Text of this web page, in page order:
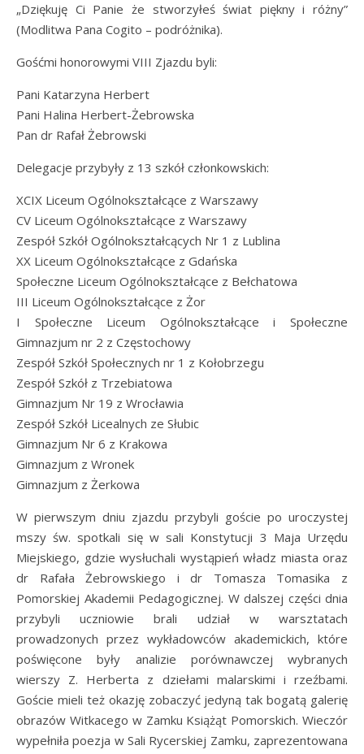
„Dziękuję Ci Panie że stworzyłeś świat piękny i różny”
(Modlitwa Pana Cogito – podróżnika).
Gośćmi honorowymi VIII Zjazdu byli:
Pani Katarzyna Herbert
Pani Halina Herbert-Żebrowska
Pan dr Rafał Żebrowski
Delegacje przybyły z 13 szkół członkowskich:
XCIX Liceum Ogólnokształcące z Warszawy
CV Liceum Ogólnokształcące z Warszawy
Zespół Szkół Ogólnokształcących Nr 1 z Lublina
XX Liceum Ogólnokształcące z Gdańska
Społeczne Liceum Ogólnokształcące z Bełchatowa
III Liceum Ogólnokształcące z Żor
I Społeczne Liceum Ogólnokształcące i Społeczne
Gimnazjum nr 2 z Częstochowy
Zespół Szkół Społecznych nr 1 z Kołobrzegu
Zespół Szkół z Trzebiatowa
Gimnazjum Nr 19 z Wrocławia
Zespół Szkół Licealnych ze Słubic
Gimnazjum Nr 6 z Krakowa
Gimnazjum z Wronek
Gimnazjum z Żerkowa
W pierwszym dniu zjazdu przybyli goście po uroczystej
mszy św. spotkali się w sali Konstytucji 3 Maja Urzędu
Miejskiego, gdzie wysłuchali wystąpień władz miasta oraz
dr Rafała Żebrowskiego i dr Tomasza Tomasika z
Pomorskiej Akademii Pedagogicznej. W dalszej części dnia
przybyli uczniowie brali udział w warsztatach
prowadzonych przez wykładowców akademickich, które
poświęcone były analizie porównawczej wybranych
wierszy Z. Herberta z dziełami malarskimi i rzeźbami.
Goście mieli też okazję zobaczyć jedyną tak bogatą galerię
obrazów Witkacego w Zamku Książąt Pomorskich. Wieczór
wypełniła poezja w Sali Rycerskiej Zamku, zaprezentowana